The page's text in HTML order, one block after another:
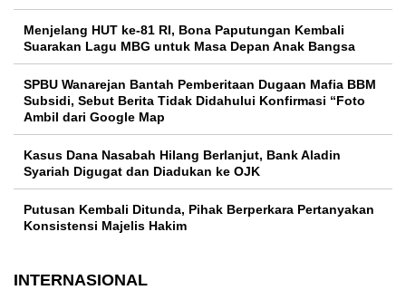
Menjelang HUT ke-81 RI, Bona Paputungan Kembali
Suarakan Lagu MBG untuk Masa Depan Anak Bangsa
SPBU Wanarejan Bantah Pemberitaan Dugaan Mafia BBM
Subsidi, Sebut Berita Tidak Didahului Konfirmasi “Foto
Ambil dari Google Map
Kasus Dana Nasabah Hilang Berlanjut, Bank Aladin
Syariah Digugat dan Diadukan ke OJK
Putusan Kembali Ditunda, Pihak Berperkara Pertanyakan
Konsistensi Majelis Hakim
INTERNASIONAL